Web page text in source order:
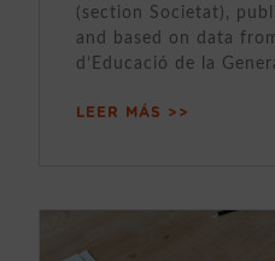
(section Societat),
and based on data
d’Educació de la
LEER MÁS >>